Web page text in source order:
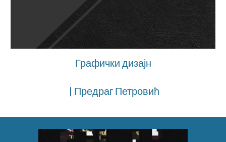
Графички дизајн
| Предраг Петровић